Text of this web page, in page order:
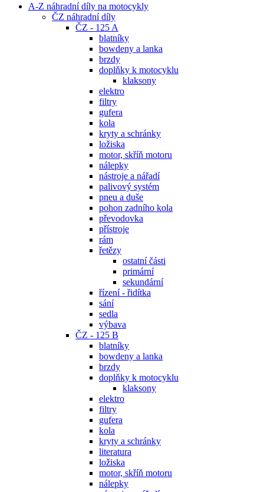
A-Z náhradní díly na motocykly
ČZ náhradní díly
ČZ - 125 A
blatníky
bowdeny a lanka
brzdy
doplňky k motocyklu
klaksony
elektro
filtry
gufera
kola
kryty a schránky
ložiska
motor, skříň motoru
nálepky
nástroje a nářadí
palivový systém
pneu a duše
pohon zadního kola
převodovka
přístroje
rám
řetězy
ostatní části
primární
sekundární
řízení - řidítka
sání
sedla
výbava
ČZ - 125 B
blatníky
bowdeny a lanka
brzdy
doplňky k motocyklu
klaksony
elektro
filtry
gufera
kola
kryty a schránky
literatura
ložiska
motor, skříň motoru
nálepky